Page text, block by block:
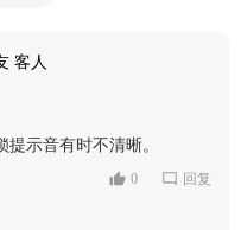
客人
示音有时不清晰。
0 回复